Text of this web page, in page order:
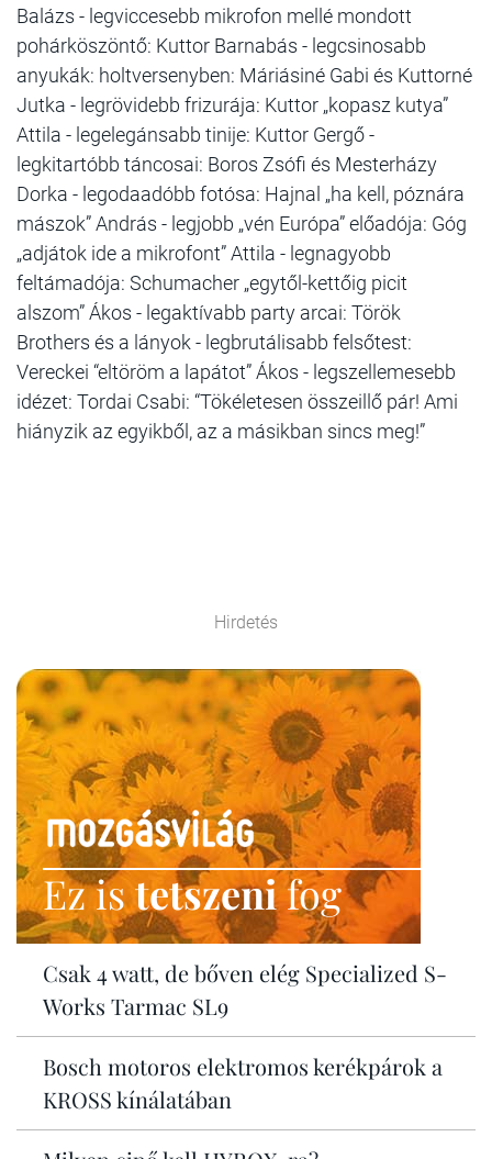
Balázs - legviccesebb mikrofon mellé mondott
pohárköszöntő: Kuttor Barnabás - legcsinosabb
anyukák: holtversenyben: Máriásiné Gabi és Kuttorné
Jutka - legrövidebb frizurája: Kuttor „kopasz kutya”
Attila - legelegánsabb tinije: Kuttor Gergő -
legkitartóbb táncosai: Boros Zsófi és Mesterházy
Dorka - legodaadóbb fotósa: Hajnal „ha kell, póznára
mászok” András - legjobb „vén Európa” előadója: Góg
„adjátok ide a mikrofont” Attila - legnagyobb
feltámadója: Schumacher „egytől-kettőig picit
alszom” Ákos - legaktívabb party arcai: Török
Brothers és a lányok - legbrutálisabb felsőtest:
Vereckei “eltöröm a lapátot” Ákos - legszellemesebb
idézet: Tordai Csabi: “Tökéletesen összeillő pár! Ami
hiányzik az egyikből, az a másikban sincs meg!”
Hirdetés
Ez istetszenifog
Csak 4 watt, de bőven elég Specialized S-
Works Tarmac SL9
Bosch motoros elektromos kerékpárok a
KROSS kínálatában